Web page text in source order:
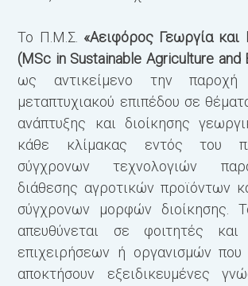
Το Π.Μ.Σ. «Αειφόρος Γεωργία και
(MSc in Sustainable Agriculture and
ως αντικείμενο την παροχή
μεταπτυχιακού επιπέδου σε
ανάπτυξης και διοίκησης
κάθε κλίμακας εντός του
σύγχρονων τεχνολογιών
διάθεσης αγροτικών προϊόντων
σύγχρονων μορφών διοίκησης.
απευθύνεται σε φοιτητές
επιχειρήσεων ή οργανισμών που
αποκτήσουν εξειδικευμένες